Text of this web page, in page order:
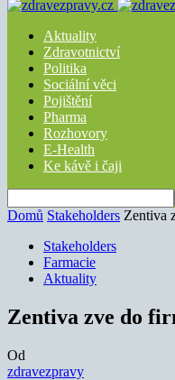
Aktuality
Zdravotnictví
Politika
Sociální věci
Pojištění
Pharma
Rozhovory
E-Health
Ke kávě i čaji
Domů Stakeholders Zentiva
Stakeholders
Farmacie
Aktuality
Zentiva zve do
Od
zdravezpravy